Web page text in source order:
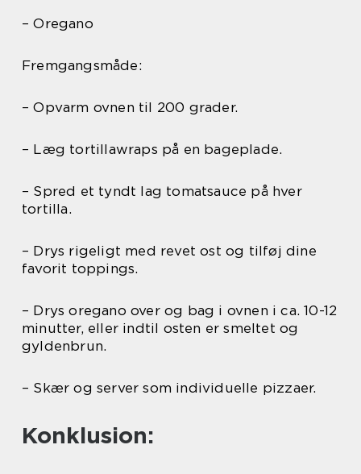
– Oregano
Fremgangsmåde:
– Opvarm ovnen til 200 grader.
– Læg tortillawraps på en bageplade.
– Spred et tyndt lag tomatsauce på hver
tortilla.
– Drys rigeligt med revet ost og tilføj dine
favorit toppings.
– Drys oregano over og bag i ovnen i ca. 10-12
minutter, eller indtil osten er smeltet og
gyldenbrun.
– Skær og server som individuelle pizzaer.
Konklusion: